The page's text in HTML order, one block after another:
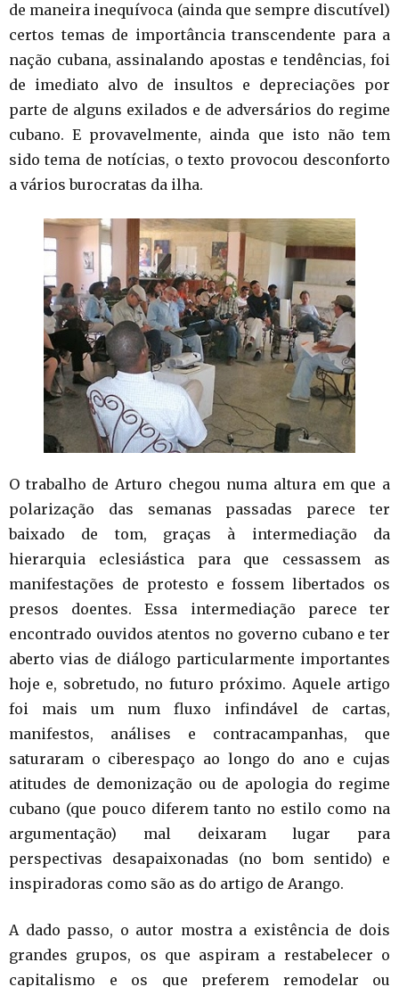
de maneira inequívoca (ainda que sempre discutível)
certos temas de importância transcendente para a
nação cubana, assinalando apostas e tendências, foi
de imediato alvo de insultos e depreciações por
parte de alguns exilados e de adversários do regime
cubano. E provavelmente, ainda que isto não tem
sido tema de notícias, o texto provocou desconforto
a vários burocratas da ilha.
O trabalho de Arturo chegou numa altura em que a
polarização das semanas passadas parece ter
baixado de tom, graças à intermediação da
hierarquia eclesiástica para que cessassem as
manifestações de protesto e fossem libertados os
presos doentes. Essa intermediação parece ter
encontrado ouvidos atentos no governo cubano e ter
aberto vias de diálogo particularmente importantes
hoje e, sobretudo, no futuro próximo. Aquele artigo
foi mais um num fluxo infindável de cartas,
manifestos, análises e contracampanhas, que
saturaram o ciberespaço ao longo do ano e cujas
atitudes de demonização ou de apologia do regime
cubano (que pouco diferem tanto no estilo como na
argumentação) mal deixaram lugar para
perspectivas desapaixonadas (no bom sentido) e
inspiradoras como são as do artigo de Arango.
A dado passo, o autor mostra a existência de dois
grandes grupos, os que aspiram a restabelecer o
capitalismo e os que preferem remodelar ou